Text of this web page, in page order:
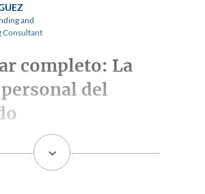
and
Consultant
completo: La
del
3